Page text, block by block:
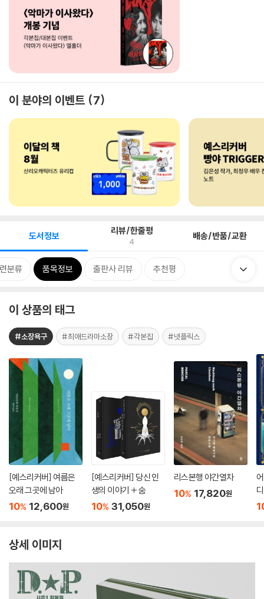
이 분야의 이벤트 7
도서정보 리뷰/한줄평
4 배송/반품/교환
분류 품목정보 출판사 리뷰 추천평
이 상품의 태그
#소장욕구 #최애드라마소장 #각본집 #넷플릭스
[예스리커버] 여름은
오래 그곳에 남아
10% 12,600원
[예스리커버] 당신 인
생의 이야기 + 숨
10% 31,050원
리스본행 야간열차
10% 17,820원
상세 이미지